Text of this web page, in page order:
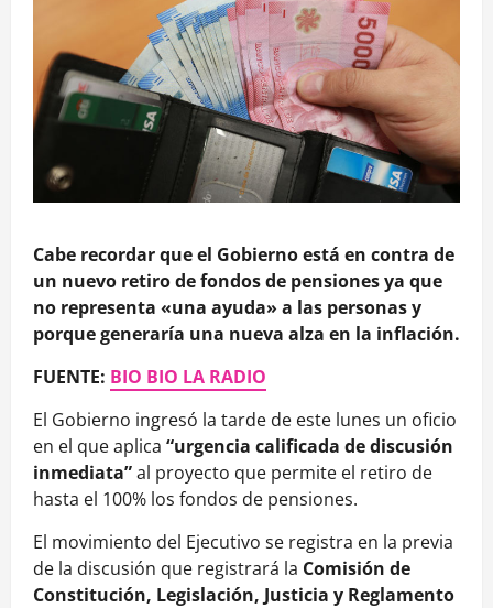
Cabe recordar que el Gobierno está en contra de
un nuevo retiro de fondos de pensiones ya que
no representa «una ayuda» a las personas y
porque generaría una nueva alza en la inflación.
FUENTE: BIO BIO LA RADIO
El Gobierno ingresó la tarde de este lunes un oficio
en el que aplica “urgencia calificada de discusión
inmediata”al proyecto que permite el retiro de
hasta el 100% los fondos de pensiones.
El movimiento del Ejecutivo se registra en la previa
de la discusión que registrará la Comisión de
Constitución, Legislación, Justicia y Reglamento